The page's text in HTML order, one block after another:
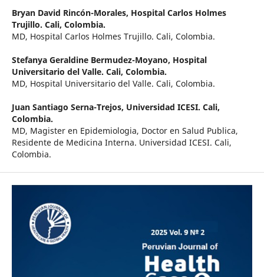
Bryan David Rincón-Morales, Hospital Carlos Holmes
Trujillo. Cali, Colombia.
MD, Hospital Carlos Holmes Trujillo. Cali, Colombia.
Stefanya Geraldine Bermudez-Moyano, Hospital
Universitario del Valle. Cali, Colombia.
MD, Hospital Universitario del Valle. Cali, Colombia.
Juan Santiago Serna-Trejos, Universidad ICESI. Cali,
Colombia.
MD, Magister en Epidemiologia, Doctor en Salud Publica,
Residente de Medicina Interna. Universidad ICESI. Cali,
Colombia.